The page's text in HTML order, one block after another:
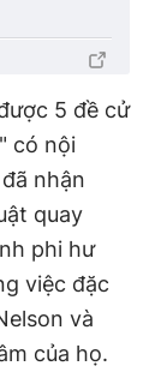
5 đề cử
có nội
nhận
quay
phi hư
việc đặc
và
của họ.